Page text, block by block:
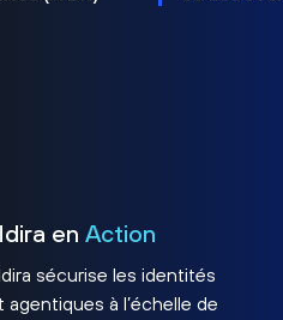
en Action
sécurise les identités
à l’échelle de